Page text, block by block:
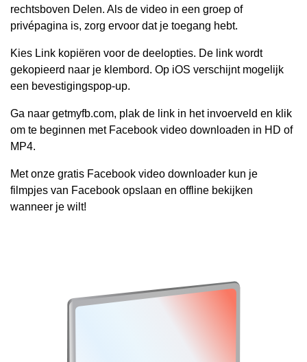
rechtsboven Delen. Als de video in een groep of
privépagina is, zorg ervoor dat je toegang hebt.
Kies Link kopiëren voor de deelopties. De link wordt
gekopieerd naar je klembord. Op iOS verschijnt mogelijk
een bevestigingspop-up.
Ga naar getmyfb.com, plak de link in het invoerveld en klik
om te beginnen met Facebook video downloaden in HD of
MP4.
Met onze gratis Facebook video downloader kun je
filmpjes van Facebook opslaan en offline bekijken
wanneer je wilt!